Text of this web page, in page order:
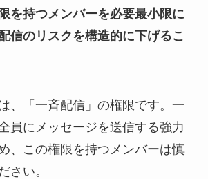
を持つメンバーを必要最小限に
信のリスクを構造的に下げるこ
、「一斉配信」の権限です。一
員にメッセージを送信する強力
、この権限を持つメンバーは慎
さい。